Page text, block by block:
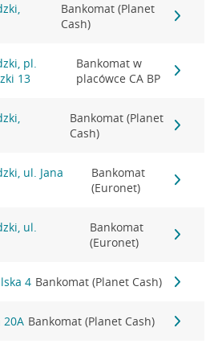
Bankomat (Planet
Cash)
pl.
13
Bankomat w
placówce CA BP
Bankomat (Planet
Cash)
ul. Jana
Bankomat
(Euronet)
ul.
Bankomat
(Euronet)
4 Bankomat (Planet Cash)
20A Bankomat (Planet Cash)